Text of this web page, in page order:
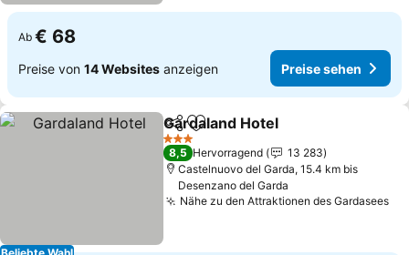
Ab € 68
Preise von 14 Websites anzeigen Preise sehen
TeilenZu Favoriten hinzufügen
Gardaland Hotel
3 Sterne
8,5 Hervorragend
13 283
Castelnuovo del Garda, 15.4 km bis
Desenzano del Garda
Nähe zu den Attraktionen des Gardasees